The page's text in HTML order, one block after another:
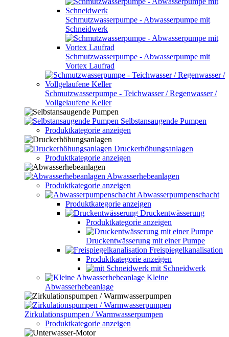
Schmutzwasserpumpe - Abwasserpumpe mit
Schneidwerk
Schmutzwasserpumpe - Abwasserpumpe mit
Vortex Laufrad
Schmutzwasserpumpe - Teichwasser / Regenwasser /
Vollgelaufene Keller
Selbstansaugende Pumpen
Produktkategorie anzeigen
Druckerhöhungsanlagen
Produktkategorie anzeigen
Abwasserhebeanlagen
Produktkategorie anzeigen
Abwasserpumpenschacht
Produktkategorie anzeigen
Druckentwässerung
Produktkategorie anzeigen
Druckentwässerung mit einer Pumpe
Freispiegelkanalisation
Produktkategorie anzeigen
mit Schneidwerk
Kleine
Abwasserhebeanlage
Zirkulationspumpen / Warmwasserpumpen
Produktkategorie anzeigen